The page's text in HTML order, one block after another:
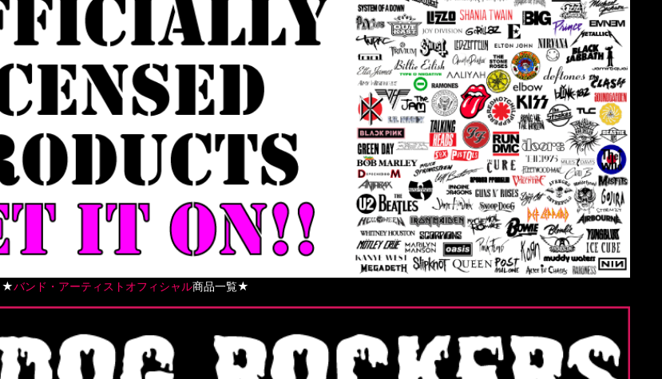
★バンド・アーティストオフィシャル商品一覧★